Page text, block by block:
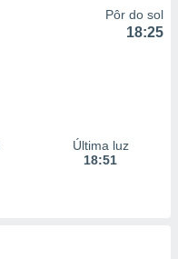
Pôr do sol
18:25
Última luz
18:51